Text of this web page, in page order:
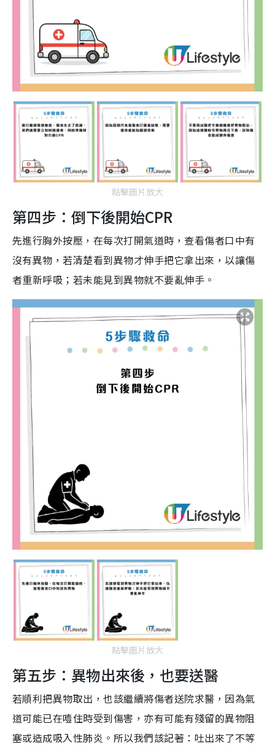
點擊圖片放大
第四步：倒下後開始CPR
先進行胸外按壓，在每次打開氣道時，查看傷者口中有
沒有異物，若清楚看到異物才伸手把它拿出來，以讓傷
者重新呼吸；若未能見到異物就不要亂伸手。
點擊圖片放大
第五步：異物出來後，也要送醫
若順利把異物取出，也該繼續將傷者送院求醫，因為氣
道可能已在噎住時受到傷害，亦有可能有殘留的異物阻
塞或造成吸入性肺炎。所以我們該記著：吐出來了不等